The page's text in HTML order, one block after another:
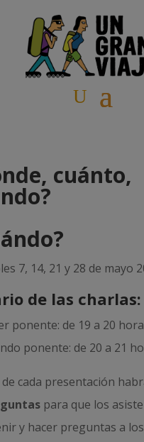
cuánto,
7, 14, 21 y 28 de mayo
de las charlas:
ponente: de 19 a 20
ponente: de 20 a 21
cada presentación
para que los
y hacer preguntas a